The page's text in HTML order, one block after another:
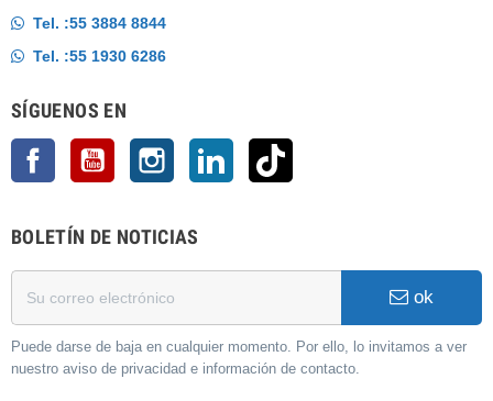
Tel. :55 3884 8844
Tel. :55 1930 6286
SÍGUENOS EN
Facebook YouTube Instagram LinkedIn
BOLETÍN DE NOTICIAS
ok
Puede darse de baja en cualquier momento. Por ello, lo invitamos a ver
nuestro aviso de privacidad e información de contacto.